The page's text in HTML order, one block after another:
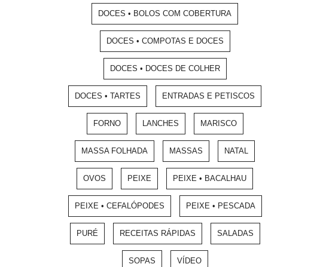
DOCES • BOLOS COM COBERTURA
DOCES • COMPOTAS E DOCES
DOCES • DOCES DE COLHER
DOCES • TARTES ENTRADAS E PETISCOS
FORNO LANCHES MARISCO
MASSA FOLHADA MASSAS NATAL
OVOS PEIXE PEIXE • BACALHAU
PEIXE • CEFALÓPODES PEIXE • PESCADA
PURÉ RECEITAS RÁPIDAS SALADAS
SOPAS VÍDEO